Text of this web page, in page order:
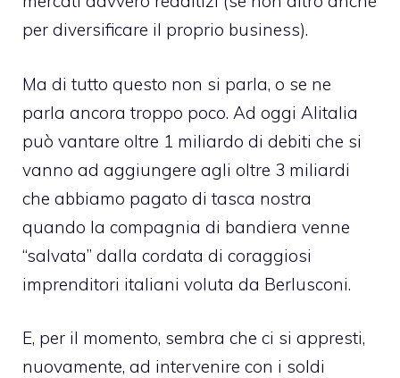
per diversificare il proprio business).
Ma di tutto questo non si parla, o se ne
parla ancora troppo poco. Ad oggi Alitalia
può vantare oltre 1 miliardo di debiti che si
vanno ad aggiungere agli oltre 3 miliardi
che abbiamo pagato di tasca nostra
quando la compagnia di bandiera venne
“salvata” dalla cordata di coraggiosi
imprenditori italiani voluta da Berlusconi.
E, per il momento, sembra che ci si appresti,
nuovamente, ad intervenire con i soldi